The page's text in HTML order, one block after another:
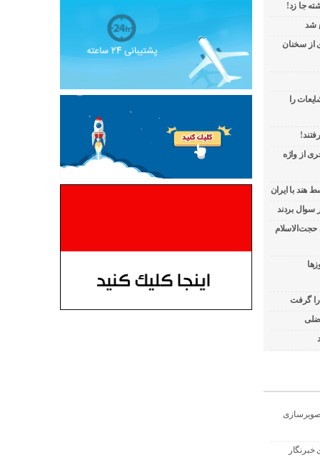
جا زد!
شد
از سخنان
را
از واژه
هند با ایران
حجت‌الاسلام
را گرفت